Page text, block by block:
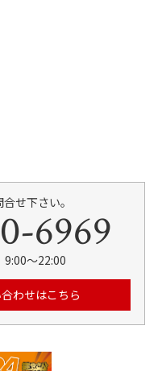
せ下さい。
6969
9:00～22:00
わせはこちら